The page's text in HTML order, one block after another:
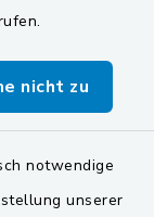
nicht zu
notwendige
unserer